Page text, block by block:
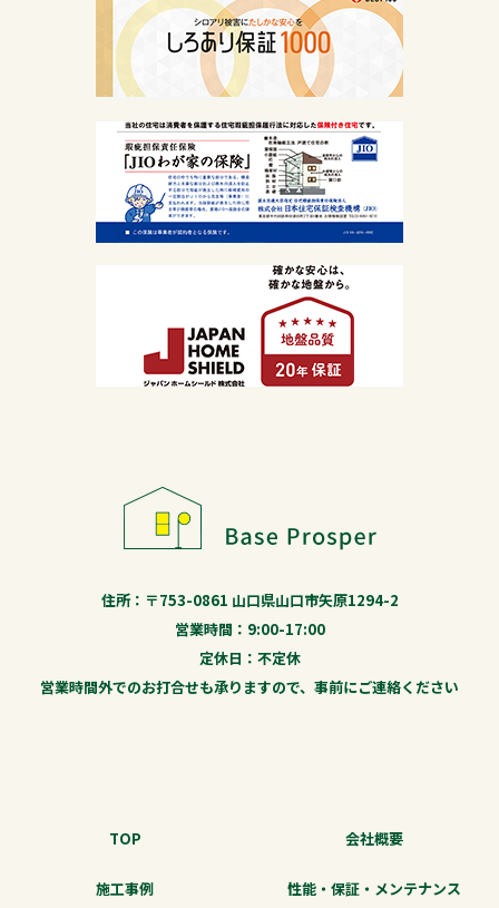
住所：〒753-0861 山口県山口市矢原1294-2
営業時間：9:00-17:00
定休日：不定休
営業時間外でのお打合せも承りますので、事前にご連絡ください
TOP 会社概要
施工事例 性能・保証・メンテナンス